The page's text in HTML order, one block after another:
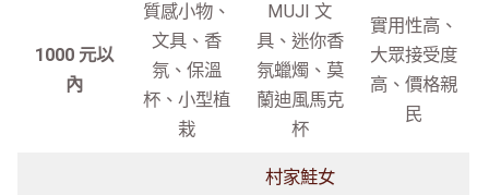
1000 元以
內
質感小物、
文具、香
氛、保溫
杯、小型植
栽
MUJI 文
具、迷你香
氛蠟燭、莫
蘭迪風馬克
杯
實用性高、
大眾接受度
高、價格親
民
村家鮭女